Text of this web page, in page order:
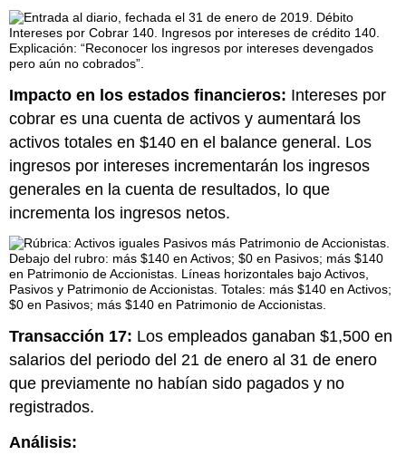
Impacto en los estados financieros: Intereses por
cobrar es una cuenta de activos y aumentará los
activos totales en $140 en el balance general. Los
ingresos por intereses incrementarán los ingresos
generales en la cuenta de resultados, lo que
incrementa los ingresos netos.
Transacción 17: Los empleados ganaban $1,500 en
salarios del periodo del 21 de enero al 31 de enero
que previamente no habían sido pagados y no
registrados.
Análisis: